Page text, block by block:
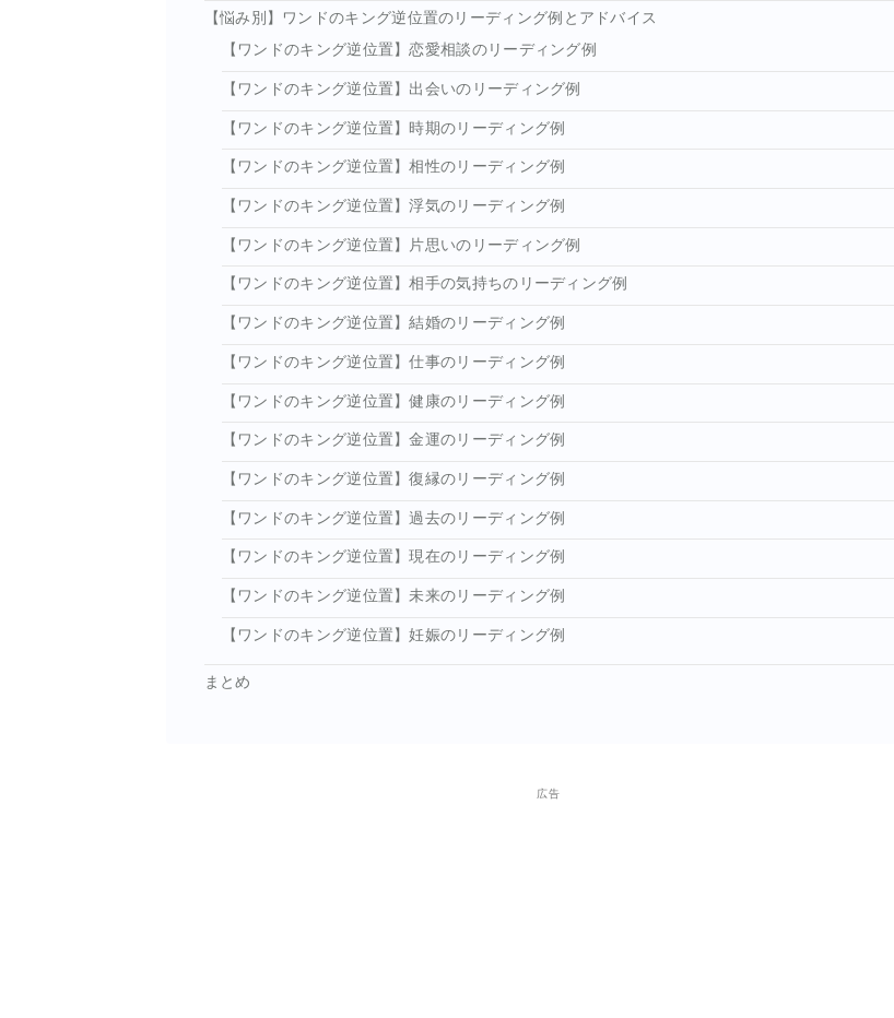
【悩み別】ワンドのキング逆位置のリーディング例とアドバイス
【ワンドのキング逆位置】恋愛相談のリーディング例
【ワンドのキング逆位置】出会いのリーディング例
【ワンドのキング逆位置】時期のリーディング例
【ワンドのキング逆位置】相性のリーディング例
【ワンドのキング逆位置】浮気のリーディング例
【ワンドのキング逆位置】片思いのリーディング例
【ワンドのキング逆位置】相手の気持ちのリーディング例
【ワンドのキング逆位置】結婚のリーディング例
【ワンドのキング逆位置】仕事のリーディング例
【ワンドのキング逆位置】健康のリーディング例
【ワンドのキング逆位置】金運のリーディング例
【ワンドのキング逆位置】復縁のリーディング例
【ワンドのキング逆位置】過去のリーディング例
【ワンドのキング逆位置】現在のリーディング例
【ワンドのキング逆位置】未来のリーディング例
【ワンドのキング逆位置】妊娠のリーディング例
まとめ
広告